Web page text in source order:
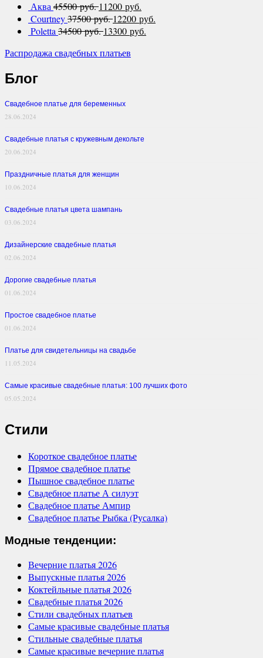
Аква 45500 руб. 11200 руб.
Courtney37500 руб. 12200 руб.
Poletta 34500 руб. 13300 руб.
Распродажа свадебных платьев
Блог
Свадебное платье для беременных
28.06.2024
Свадебные платья с кружевным декольте
20.06.2024
Праздничные платья для женщин
10.06.2024
Свадебные платья цвета шампань
03.06.2024
Дизайнерские свадебные платья
02.06.2024
Дорогие свадебные платья
01.06.2024
Простое свадебное платье
01.06.2024
Платье для свидетельницы на свадьбе
11.05.2024
Самые красивые свадебные платья: 100 лучших фото
05.05.2024
Стили
Короткое свадебное платье
Прямое свадебное платье
Пышное свадебное платье
Свадебное платье А силуэт
Свадебное платье Ампир
Свадебное платье Рыбка (Русалка)
Модные тенденции:
Вечерние платья 2026
Выпускные платья 2026
Коктейльные платья 2026
Свадебные платья 2026
Стили свадебных платьев
Самые красивые свадебные платья
Стильные свадебные платья
Самые красивые вечерние платья